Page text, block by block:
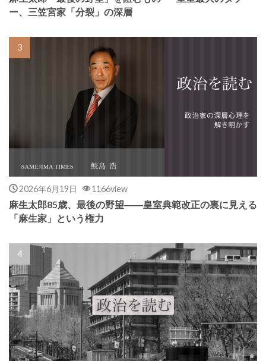
ー、三笠宮家「分裂」の深層
2026年6月19日 1166view
麻生太郎85歳、最後の野望――皇室典範改正の裏に見える
「麻生家」という権力